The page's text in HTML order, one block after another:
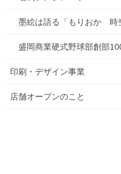
旬のイキの良さにこだわった
墨絵は語る「もりおか 時
盛岡商業硬式野球部創部
印刷・デザイン事業
店舗オープンのこと